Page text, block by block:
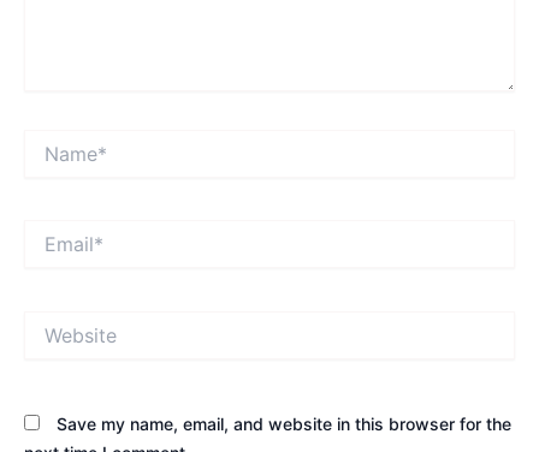
Save my name, email, and website in this browser for the